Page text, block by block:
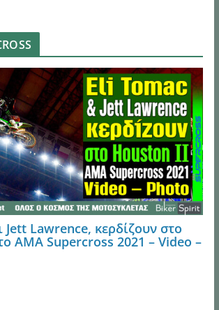
Jett Lawrence, κερδίζουν στο
AMA Supercross 2021 – Video –